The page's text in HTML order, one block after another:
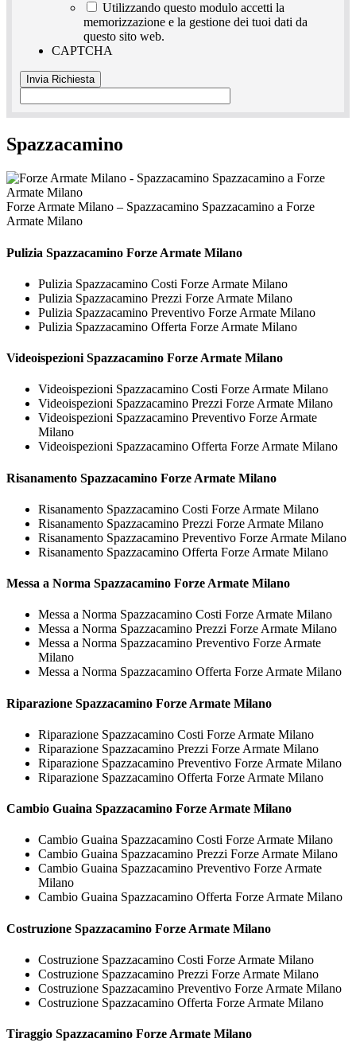
Utilizzando questo modulo accetti la
memorizzazione e la gestione dei tuoi dati da
questo sito web.
CAPTCHA
Spazzacamino
Forze Armate Milano – Spazzacamino Spazzacamino a Forze
Armate Milano
Pulizia Spazzacamino Forze Armate Milano
Pulizia Spazzacamino Costi Forze Armate Milano
Pulizia Spazzacamino Prezzi Forze Armate Milano
Pulizia Spazzacamino Preventivo Forze Armate Milano
Pulizia Spazzacamino Offerta Forze Armate Milano
Videoispezioni Spazzacamino Forze Armate Milano
Videoispezioni Spazzacamino Costi Forze Armate Milano
Videoispezioni Spazzacamino Prezzi Forze Armate Milano
Videoispezioni Spazzacamino Preventivo Forze Armate
Milano
Videoispezioni Spazzacamino Offerta Forze Armate Milano
Risanamento Spazzacamino Forze Armate Milano
Risanamento Spazzacamino Costi Forze Armate Milano
Risanamento Spazzacamino Prezzi Forze Armate Milano
Risanamento Spazzacamino Preventivo Forze Armate Milano
Risanamento Spazzacamino Offerta Forze Armate Milano
Messa a Norma Spazzacamino Forze Armate Milano
Messa a Norma Spazzacamino Costi Forze Armate Milano
Messa a Norma Spazzacamino Prezzi Forze Armate Milano
Messa a Norma Spazzacamino Preventivo Forze Armate
Milano
Messa a Norma Spazzacamino Offerta Forze Armate Milano
Riparazione Spazzacamino Forze Armate Milano
Riparazione Spazzacamino Costi Forze Armate Milano
Riparazione Spazzacamino Prezzi Forze Armate Milano
Riparazione Spazzacamino Preventivo Forze Armate Milano
Riparazione Spazzacamino Offerta Forze Armate Milano
Cambio Guaina Spazzacamino Forze Armate Milano
Cambio Guaina Spazzacamino Costi Forze Armate Milano
Cambio Guaina Spazzacamino Prezzi Forze Armate Milano
Cambio Guaina Spazzacamino Preventivo Forze Armate
Milano
Cambio Guaina Spazzacamino Offerta Forze Armate Milano
Costruzione Spazzacamino Forze Armate Milano
Costruzione Spazzacamino Costi Forze Armate Milano
Costruzione Spazzacamino Prezzi Forze Armate Milano
Costruzione Spazzacamino Preventivo Forze Armate Milano
Costruzione Spazzacamino Offerta Forze Armate Milano
Tiraggio Spazzacamino Forze Armate Milano